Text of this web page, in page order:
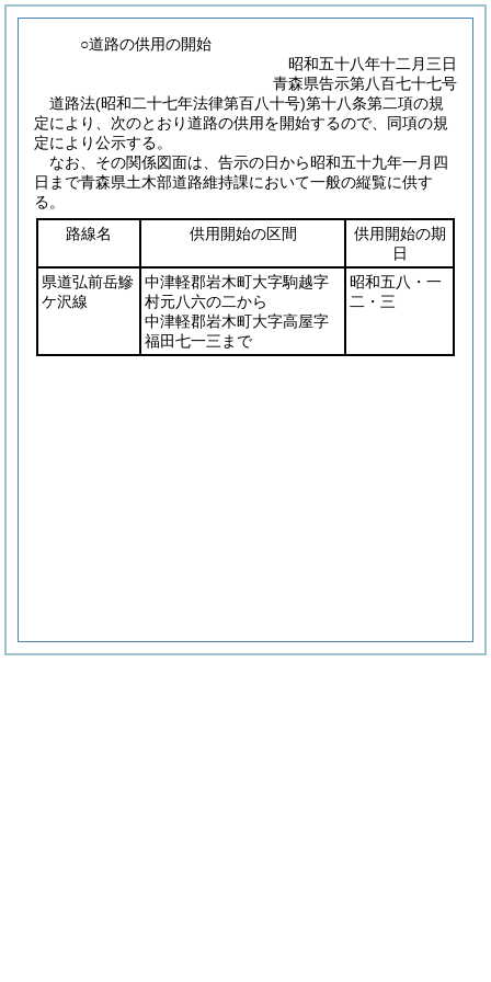
○道路の供用の開始
昭和五十八年十二月三日
青森県告示第八百七十七号
道路法(昭和二十七年法律第百八十号)第十八条第二項の規
定により、次のとおり道路の供用を開始するので、同項の規
定により公示する。
なお、その関係図面は、告示の日から昭和五十九年一月四
日まで青森県土木部道路維持課において一般の縦覧に供す
る。
路線名
供用開始の区間
供用開始の期
日
県道弘前岳鰺
ケ沢線
中津軽郡岩木町大字駒越字
村元八六の二から
中津軽郡岩木町大字高屋字
福田七一三まで
昭和五八・一
二・三